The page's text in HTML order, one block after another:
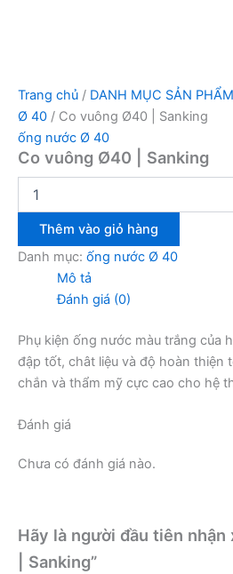
Trang chủ / DANH MỤC SẢN PHẨM
Ø 40 / Co vuông Ø40 | Sanking
ống nước Ø 40
Co vuông Ø40 | Sanking
Thêm vào giỏ hàng
Danh mục: ống nước Ø 40
Mô tả
Đánh giá (0)
Phụ kiện ống nước màu trắng của
đập tốt, chât liệu và độ hoàn thiện
chắn và thẩm mỹ cực cao cho hệ
Đánh giá
Chưa có đánh giá nào.
Hãy là người đầu tiên
| Sanking”